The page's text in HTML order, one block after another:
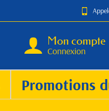
Mon compte
Connexion
Promotions